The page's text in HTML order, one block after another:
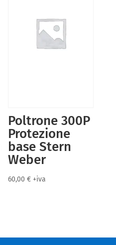
Poltrone 300P
Protezione
base Stern
Weber
60,00€ +iva